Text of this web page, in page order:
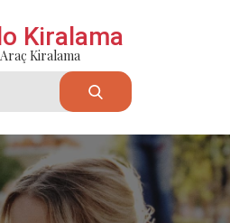
Kiralama
Kiralama